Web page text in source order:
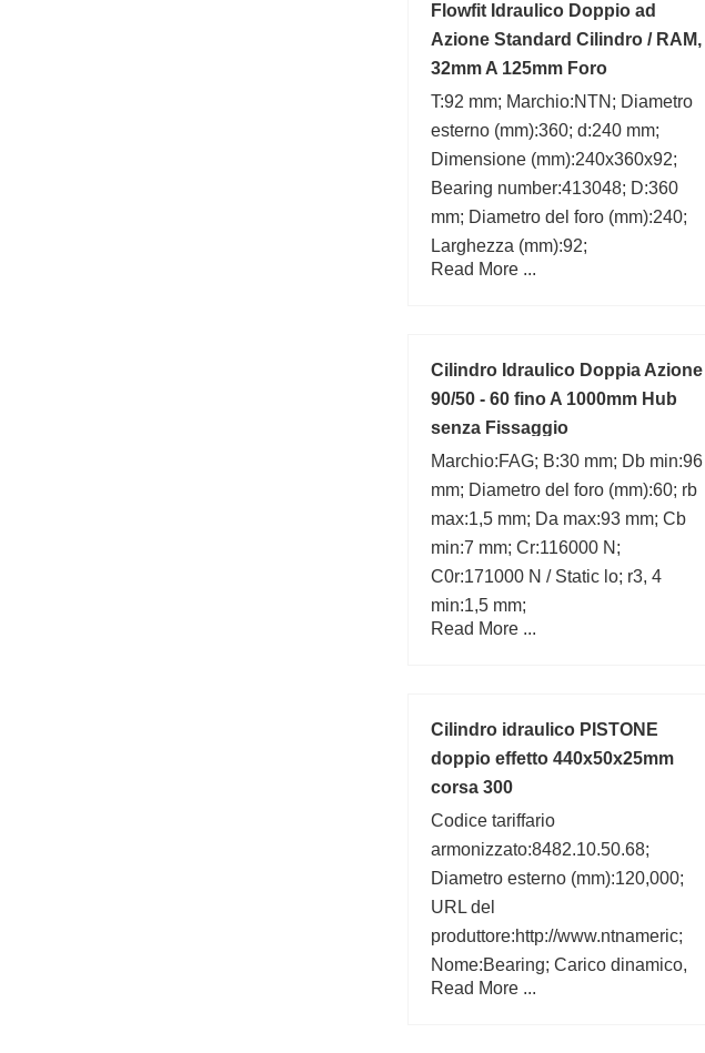
Flowfit Idraulico Doppio ad
Azione Standard Cilindro / RAM,
32mm A 125mm Foro
T:92 mm; Marchio:NTN; Diametro
esterno (mm):360; d:240 mm;
Dimensione (mm):240x360x92;
Bearing number:413048; D:360
mm; Diametro del foro (mm):240;
Larghezza (mm):92;
Read More ...
Cilindro Idraulico Doppia Azione
90/50 - 60 fino A 1000mm Hub
senza Fissaggio
Marchio:FAG; B:30 mm; Db min:96
mm; Diametro del foro (mm):60; rb
max:1,5 mm; Da max:93 mm; Cb
min:7 mm; Cr:116000 N;
C0r:171000 N / Static lo; r3, 4
min:1,5 mm;
Read More ...
Cilindro idraulico PISTONE
doppio effetto 440x50x25mm
corsa 300
Codice tariffario
armonizzato:8482.10.50.68;
Diametro esterno (mm):120,000;
URL del
produttore:http://www.ntnameric;
Nome:Bearing; Carico dinamico,
C:77 kN; Categoria:Single Row
Read More ...